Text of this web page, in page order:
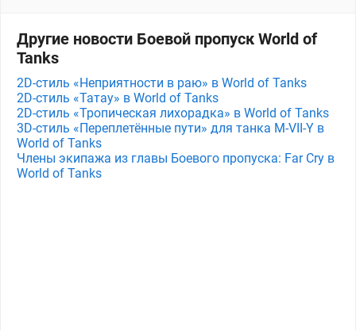
Другие новости Боевой пропуск World of
Tanks
2D-стиль «Неприятности в раю» в World of Tanks
2D-стиль «Татау» в World of Tanks
2D-стиль «Тропическая лихорадка» в World of Tanks
3D-стиль «Переплетённые пути» для танка M⁠-⁠VII⁠-⁠Y в
World of Tanks
Члены экипажа из главы Боевого пропуска: Far Cry в
World of Tanks